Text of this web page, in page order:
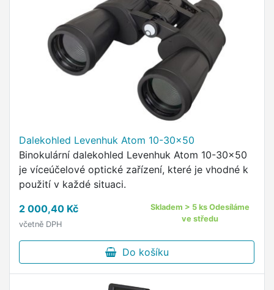
Dalekohled Levenhuk Atom 10-30x50
Binokulární dalekohled Levenhuk Atom 10-30x50
je víceúčelové optické zařízení, které je vhodné k
použití v každé situaci.
2 000,40 Kč
včetně DPH
Skladem > 5 ks Odesíláme
ve středu
Do košíku